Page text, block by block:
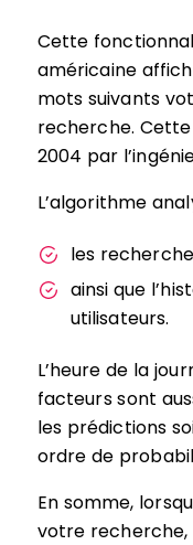
Cette
américaine
mots suivants
recherche.
2004 par
L’algorithme
les
ainsi que
utilisateurs.
L’heure de la
facteurs sont
les prédictions
ordre de
En somme,
votre recherche,